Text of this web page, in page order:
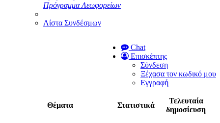
Πρόγραμμα Λεωφορείων
Λίστα Συνδέσμων
Chat
Επισκέπτης
Σύνδεση
Ξέχασα τον κωδικό μου
Εγγραφή
Θέματα Στατιστικά
Τελευταία
δημοσίευση